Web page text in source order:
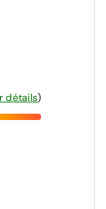
15W)
a LED
détails)